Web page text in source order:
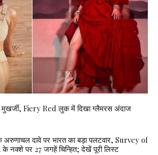
मुखर्जी, Fiery Red लुक में दिखा ग्लैमरस अंदाज
अरुणाचल दावे पर भारत का बड़ा पलटवार, Survey of
नक्शे पर 27 जगहें चिन्हित; देखें पूरी लिस्ट